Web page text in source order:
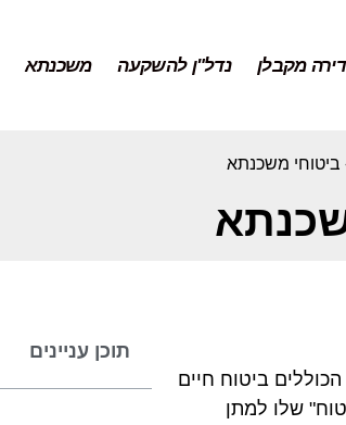
דירה מקבלן נדל"ן להשקעה משכנתא
ביטוחי משכנתא
ביטוח חיים
שלו למתן
תוכן עניינים